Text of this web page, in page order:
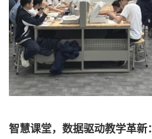
智慧课堂，数据驱动教学革新：